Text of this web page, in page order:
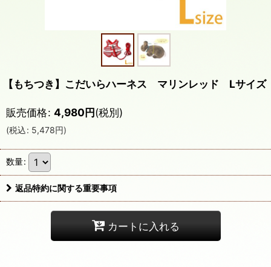
【もちつき】こだいらハーネス マリンレッド Lサイズ
販売価格: 4,980円(税別)
(税込: 5,478円)
数量:
返品特約に関する重要事項
カートに入れる